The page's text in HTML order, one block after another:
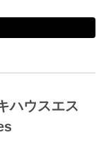
ハウスエス